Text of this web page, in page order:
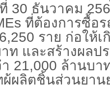
30 ธันวาคม
ที่ต้องการซื้อ
ราย ก่อให้
ท และสร้างผลป
า 21,000 ล้านบ
ผลิตชิ้นส่วนยาน